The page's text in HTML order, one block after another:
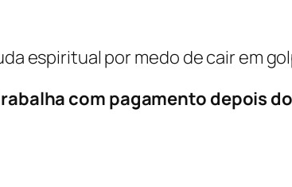
espiritual por medo de cair em
com pagamento depois